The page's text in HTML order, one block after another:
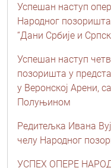
Успешан наступ
Народног
“Дани Србије и
Успешан наступ
позоришта у
у Веронској Арени,
Полуњином
Редитељка Ивана
челу Народног
УСПЕХ ОПЕРЕ